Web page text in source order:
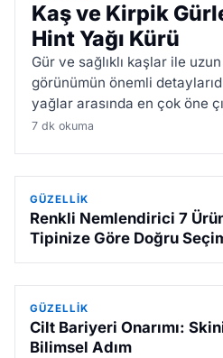
Kaş ve Kirpik
Hint Yağı Kürü
Gür ve sağlıklı kaşlar ile
görünümün önemli
yağlar arasında en çok öne
yağıdır. İçerdiği besleyici
7 dk okuma
GÜZELLIK
Renkli Nemlendirici 7
Tipinize Göre Doğru
GÜZELLIK
Cilt Bariyeri Onarımı:
Bilimsel Adım